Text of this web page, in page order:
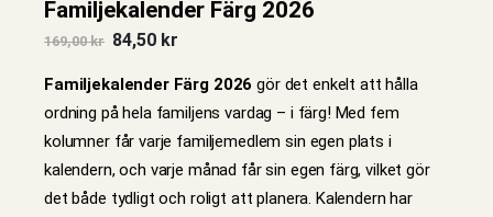
Familjekalender Färg 2026
169,00kr Det
priset
var:
169,00 kr.
84,50 krDet
priset
är:
84,50 kr.
Familjekalender Färg 2026 gör det enkelt att hålla
ordning på hela familjens vardag – i färg! Med fem
kolumner får varje familjemedlem sin egen plats i
kalendern, och varje månad får sin egen färg, vilket gör
det både tydligt och roligt att planera. Kalendern har